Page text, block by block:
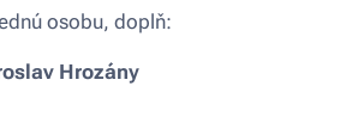
osobu, doplň:
Hrozány